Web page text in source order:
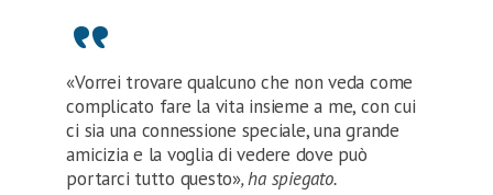
«Vorrei trovare qualcuno che non veda come
complicato fare la vita insieme a me, con cui
ci sia una connessione speciale, una grande
amicizia e la voglia di vedere dove può
portarci tutto questo», ha spiegato.